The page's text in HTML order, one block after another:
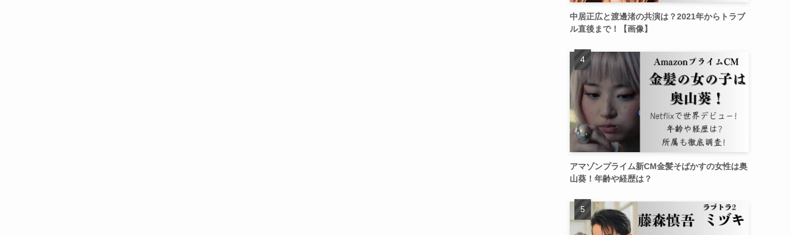
中居正広と渡邊渚の共演は？2021年からトラブ
ル直後まで！【画像】
アマゾンプライム新CM金髪そばかすの女性は奥
山葵！年齢や経歴は？